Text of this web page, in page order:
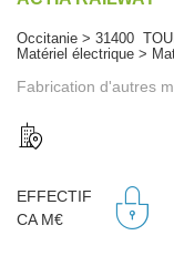
Occitanie > 31400
Matériel électrique >
Fabrication d'autres
EFFECTIF
CA M€